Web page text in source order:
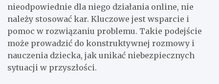
nieodpowiednie dla niego działania online, nie
należy stosować kar. Kluczowe jest wsparcie i
pomoc w rozwiązaniu problemu. Takie podejście
może prowadzić do konstruktywnej rozmowy i
nauczenia dziecka, jak unikać niebezpiecznych
sytuacji w przyszłości.